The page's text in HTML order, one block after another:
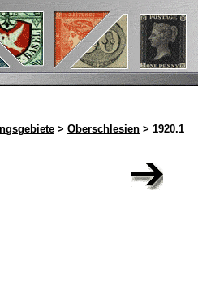
> Oberschlesien > 1920.1